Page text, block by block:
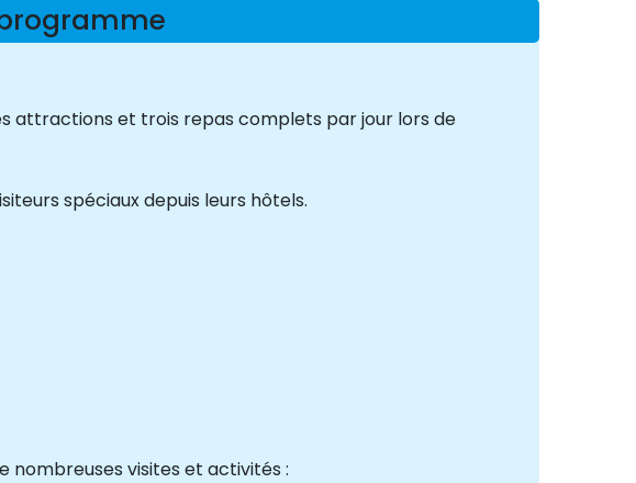
attractions et trois repas complets par jour lors de
spéciaux depuis leurs hôtels.
nombreuses visites et activités :